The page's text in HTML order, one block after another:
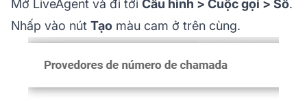
Mở LiveAgent và đi tới Cấu hình > Cuộc gọi > Số.
Nhấp vào nút Tạo màu cam ở trên cùng.